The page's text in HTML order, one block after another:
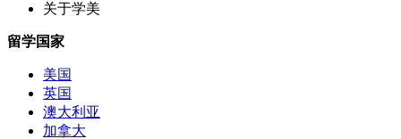
关于学美
留学国家
美国
英国
澳大利亚
加拿大